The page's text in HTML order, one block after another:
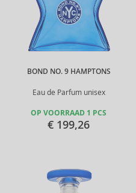
BOND NO. 9 HAMPTONS
Eau de Parfum unisex
OP VOORRAAD 1 PCS
€ 199,26